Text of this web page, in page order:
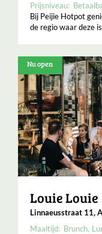
Prijsniveau:
Bij Peijie Hotpot
de regio waar deze
Nu open
Louie Louie
Linnaeusstraat 11,
Maaltijd: Brunch